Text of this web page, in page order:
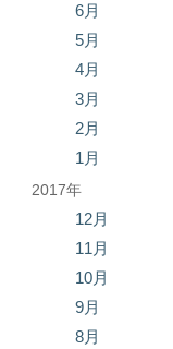
6月
5月
4月
3月
2月
1月
2017年
12月
11月
10月
9月
8月